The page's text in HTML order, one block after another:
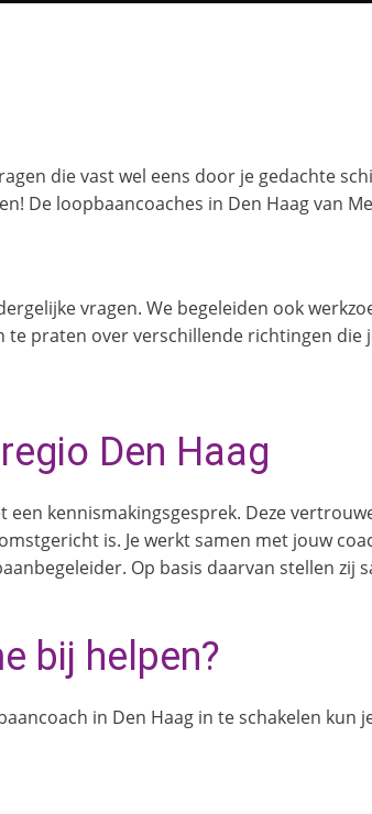
die vast wel eens door je gedachte
De loopbaancoaches in Den Haag van
vragen. We begeleiden ook
praten over verschillende richtingen die
Den Haag
een kennismakingsgesprek. Deze
is. Je werkt samen met jouw
Op basis daarvan stellen zij
bij helpen?
in Den Haag in te schakelen kun